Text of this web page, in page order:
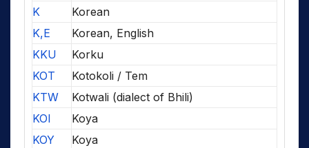
K
Korean
K,E
Korean, English
KKU
Korku
KOT
Kotokoli / Tem
KTW
Kotwali (dialect of Bhili)
KOI
Koya
KOY
Koya